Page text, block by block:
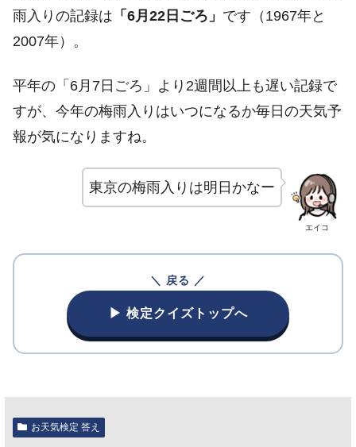
雨入りの記録は 「6月22日ごろ」 です（1967年と
2007年）。
平年の「6月7日ごろ」より2週間以上も遅い記録で
すが、今年の梅雨入りはいつになるか毎日の天気予
報が気になりますね。
エイコ
東京の梅雨入りは明日かなー
＼ 戻る ／
▶ 検定クイズトップへ
お天気検定 答え